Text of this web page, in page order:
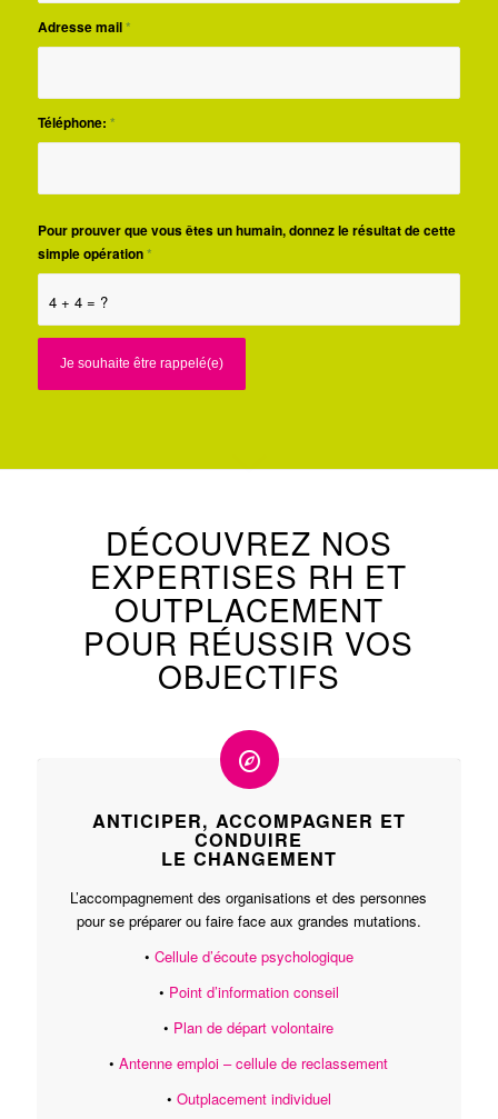
Adresse mail*
Téléphone: *
4 + 4 = ?
Pour prouver que vous êtes un humain, donnez le résultat de cette
simple opération*
DÉCOUVREZ NOS
EXPERTISES RH ET
OUTPLACEMENT
POUR RÉUSSIR VOS
OBJECTIFS
ANTICIPER, ACCOMPAGNER ET
CONDUIRE
LE CHANGEMENT
L’accompagnement des organisations et des personnes
pour se préparer ou faire face aux grandes mutations.
• Cellule d’écoute psychologique
• Point d’information conseil
• Plan de départ volontaire
•Antenne emploi – cellule de reclassement
• Outplacement individuel